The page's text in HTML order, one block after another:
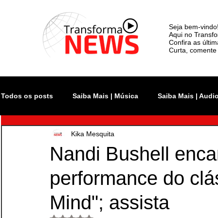
Seja bem-vindo!
Aqui no
Confira as
Curta,
Todos os posts Saiba Mais | Música Saiba Mais |
Atualidade Rock In Rio
Monsters of Rock SP The Town Lollapalooza
Nandi Bushell
performance do
Mind"; assista
Kika Mesquita